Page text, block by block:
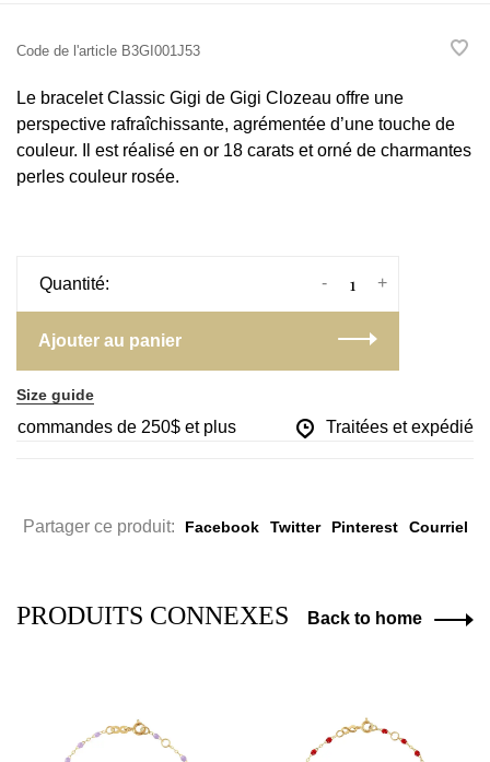
Code de l'article B3GI001J53
Le bracelet Classic Gigi de Gigi Clozeau offre une
perspective rafraîchissante, agrémentée d’une touche de
couleur. Il est réalisé en or 18 carats et orné de charmantes
perles couleur rosée.
Quantité: +
-
Ajouter au panier
Size guide
de 250$ et plus Traitées et
Partager ce produit: Facebook Twitter Pinterest Courriel
PRODUITS CONNEXES Back to home